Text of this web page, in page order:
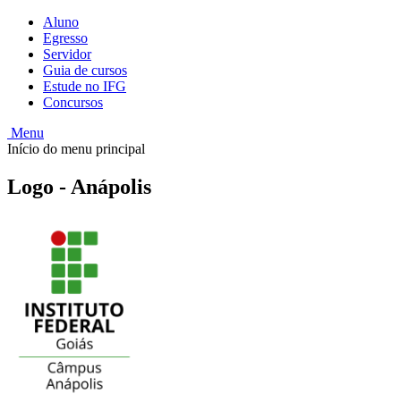
Aluno
Egresso
Servidor
Guia de cursos
Estude no IFG
Concursos
Menu
Início do menu principal
Logo - Anápolis